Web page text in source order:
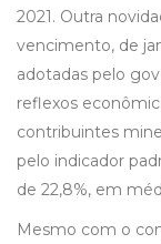
2021. Outra
vencimento, de
adotadas pelo
reflexos
contribuintes
pelo indicador
de 22,8%, em
Mesmo com o